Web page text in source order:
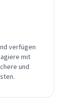
verfügen
mit
und